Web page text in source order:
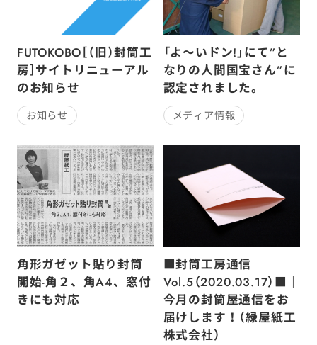
FUTOKOBO［（旧）封筒工
房］サイトリニューアル
のお知らせ
お知らせ
「よ～いドン!」にて”と
なりの人間国宝さん”に
認定されました。
メディア情報
角形ガゼット貼り封筒
開始-角２、角A4、窓付
きにも対応
■封筒工房通信
Vol.5（2020.03.17）■｜
今月の封筒屋通信をお
届けします！（緑屋紙工
株式会社）